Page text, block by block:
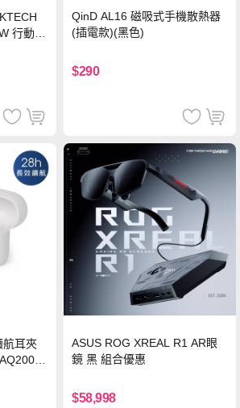
行動電
QinD AL16 磁吸式手機散熱器
(插電款)(黑色)
$290
航耳夾
ASUS ROG XREAL R1 AR眼
鏡 黑 組合優惠
$58,998